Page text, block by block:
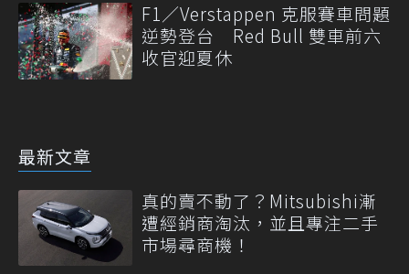
F1／Verstappen 克服賽車問題
逆勢登台 Red Bull 雙車前六
收官迎夏休
最新文章
真的賣不動了？Mitsubishi漸
遭經銷商淘汰，並且專注二手
市場尋商機！